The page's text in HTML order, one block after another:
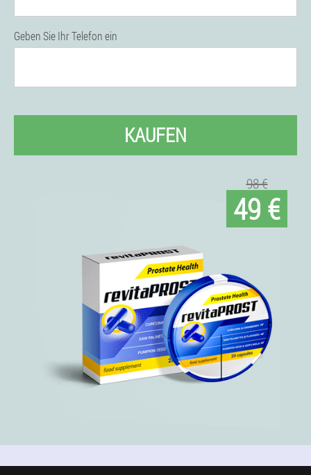
Geben Sie Ihr Telefon ein
KAUFEN
98 €
49 €